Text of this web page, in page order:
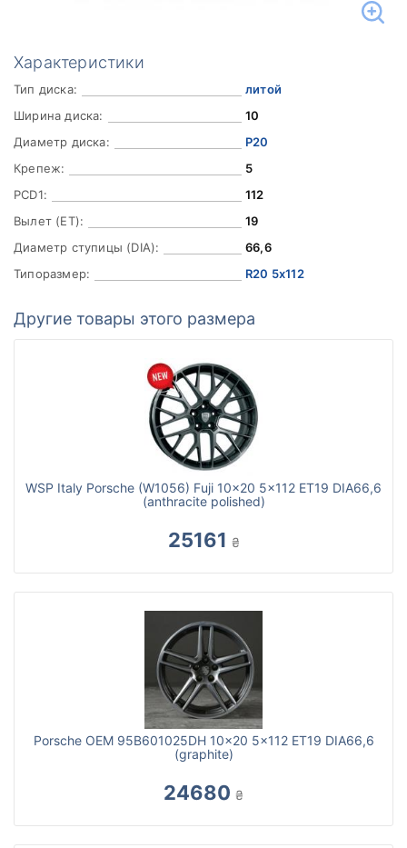
Характеристики
Тип диска:
литой
Ширина диска:
10
Диаметр диска:
Р20
Крепеж:
5
PCD1:
112
Вылет (ET):
19
Диаметр ступицы (DIA):
66,6
Типоразмер:
R20 5x112
Другие товары этого размера
WSP Italy Porsche (W1056) Fuji 10x20 5x112 ET19 DIA66,6
(anthracite polished)
25161 ₴
Porsche OEM 95B601025DH 10x20 5x112 ET19 DIA66,6
(graphite)
24680 ₴